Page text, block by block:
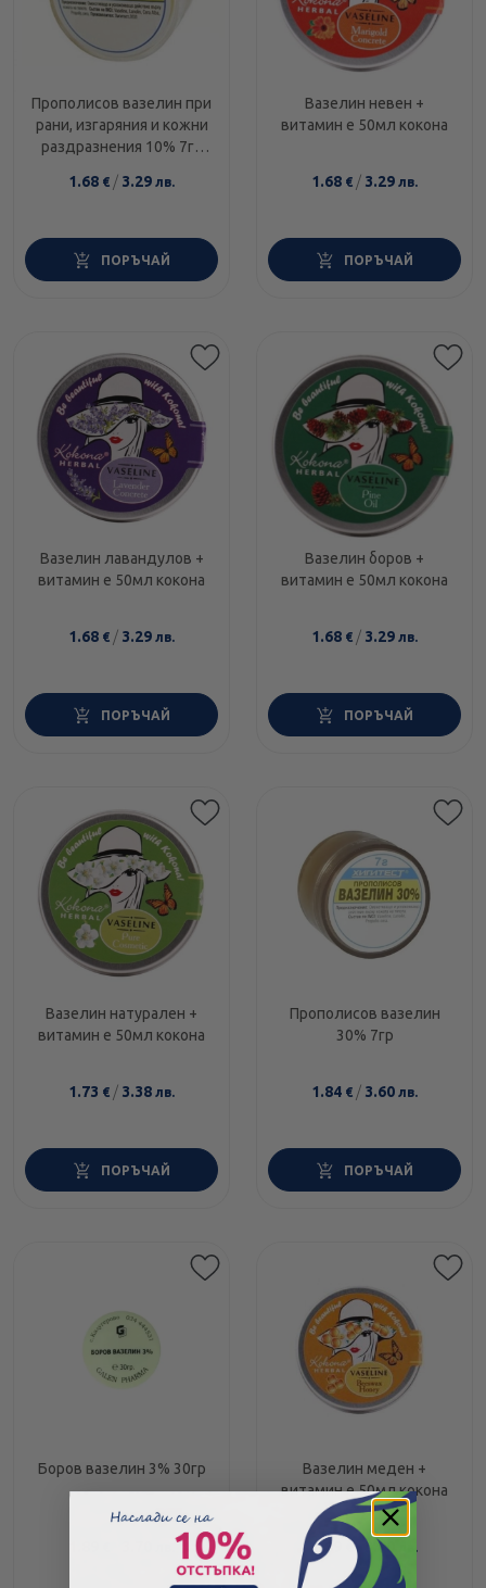
Прополисов вазелин при
рани, изгаряния и кожни
раздразнения 10% 7гр
1.68 € / 3.29 лв.
ПОРЪЧАЙ
Вазелин невен +
витамин е 50мл кокона
1.68 € / 3.29 лв.
ПОРЪЧАЙ
Вазелин лавандулов +
витамин е 50мл кокона
1.68 € / 3.29 лв.
ПОРЪЧАЙ
Вазелин боров +
витамин е 50мл кокона
1.68 € / 3.29 лв.
ПОРЪЧАЙ
Вазелин натурален +
витамин е 50мл кокона
1.73 € / 3.38 лв.
ПОРЪЧАЙ
Прополисов вазелин
30% 7гр
1.84 € / 3.60 лв.
ПОРЪЧАЙ
Боров вазелин 3% 30гр
Вазелин меден +
витамин е 50мл кокона
1.89 / 3.70 лв.